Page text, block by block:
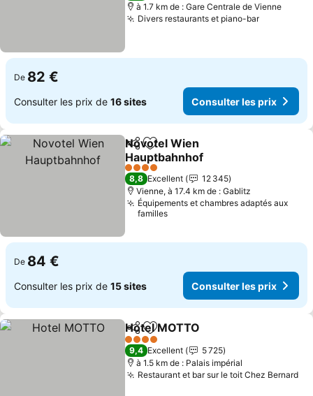
à 1.7 km de : Gare Centrale de Vienne
Divers restaurants et piano-bar
De 82 €
Consulter les prix de 16 sites Consulter les prix
PartagerAjouter à mes favoris
Novotel Wien
Hauptbahnhof
Consulter les prix
4 Étoiles
8,8 Excellent
12 345
Vienne, à 17.4 km de : Gablitz
Équipements et chambres adaptés aux
familles
De 84 €
Consulter les prix de 15 sites Consulter les prix
PartagerAjouter à mes favoris
Hotel MOTTO
4 Étoiles
9,4 Excellent
5 725
à 1.5 km de : Palais impérial
Restaurant et bar sur le toit Chez Bernard